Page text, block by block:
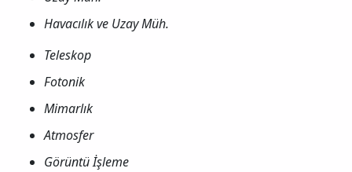
Havacılık ve Uzay Müh.
Teleskop
Fotonik
Mimarlık
Atmosfer
Görüntü İşleme